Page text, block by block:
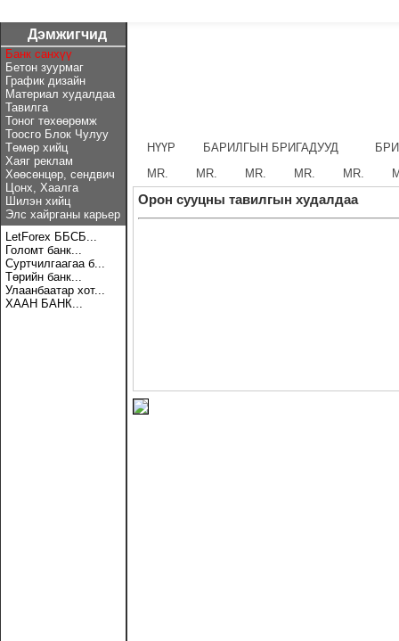
Дэмжигчид
Банк санхүү
Бетон зуурмаг
График дизайн
Материал худалдаа
Тавилга
Тоног төхөөрөмж
Тоосго Блок Чулуу
Төмөр хийц
Хаяг реклам
Хөөсөнцөр, сендвич
Цонх, Хаалга
Шилэн хийц
Элс хайрганы карьер
LetForex ББСБ...
Голомт банк...
Суртчилгаагаа б...
Төрийн банк...
Улаанбаатар хот...
ХААН БАНК...
НҮҮР БАРИЛГЫН БРИГАДУУД
MR.
MR. MR. MR. MR.
Орон сууцны тавилгын худалдаа